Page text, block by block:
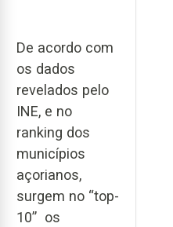
De acordo com
os dados
revelados pelo
INE, e no
ranking dos
municípios
açorianos,
surgem no “top-
10” os